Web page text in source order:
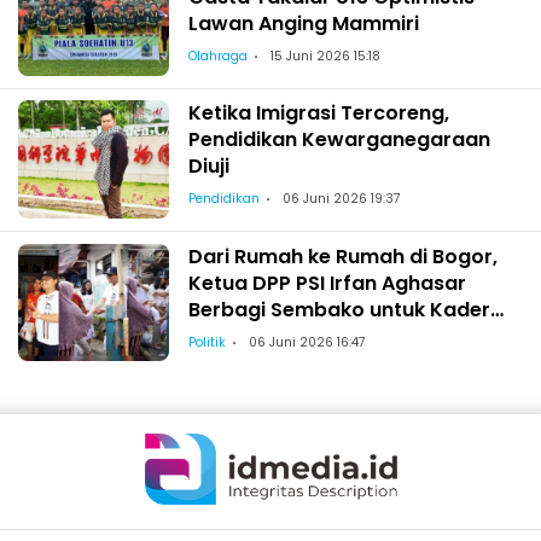
Lawan Anging Mammiri
Olahraga 15 Juni 2026 15:18
Ketika Imigrasi Tercoreng,
Pendidikan Kewarganegaraan
Diuji
Pendidikan 06 Juni 2026 19:37
Dari Rumah ke Rumah di Bogor,
Ketua DPP PSI Irfan Aghasar
Berbagi Sembako untuk Kader
dan Warga
Politik 06 Juni 2026 16:47